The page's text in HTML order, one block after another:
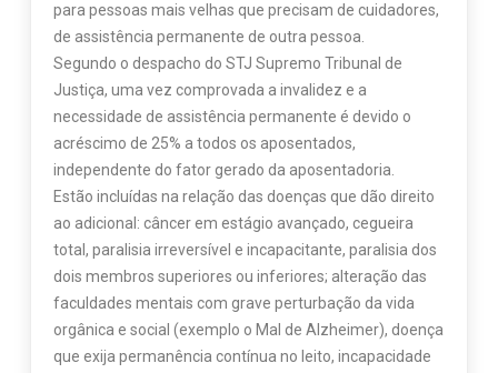
para pessoas mais velhas que precisam de cuidadores,
de assistência permanente de outra pessoa.
Segundo o despacho do STJ Supremo Tribunal de
Justiça, uma vez comprovada a invalidez e a
necessidade de assistência permanente é devido o
acréscimo de 25% a todos os aposentados,
independente do fator gerado da aposentadoria.
Estão incluídas na relação das doenças que dão direito
ao adicional: câncer em estágio avançado, cegueira
total, paralisia irreversível e incapacitante, paralisia dos
dois membros superiores ou inferiores; alteração das
faculdades mentais com grave perturbação da vida
orgânica e social (exemplo o Mal de Alzheimer), doença
que exija permanência contínua no leito, incapacidade